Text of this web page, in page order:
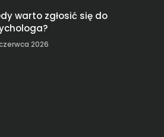
warto zgłosić się do
2026